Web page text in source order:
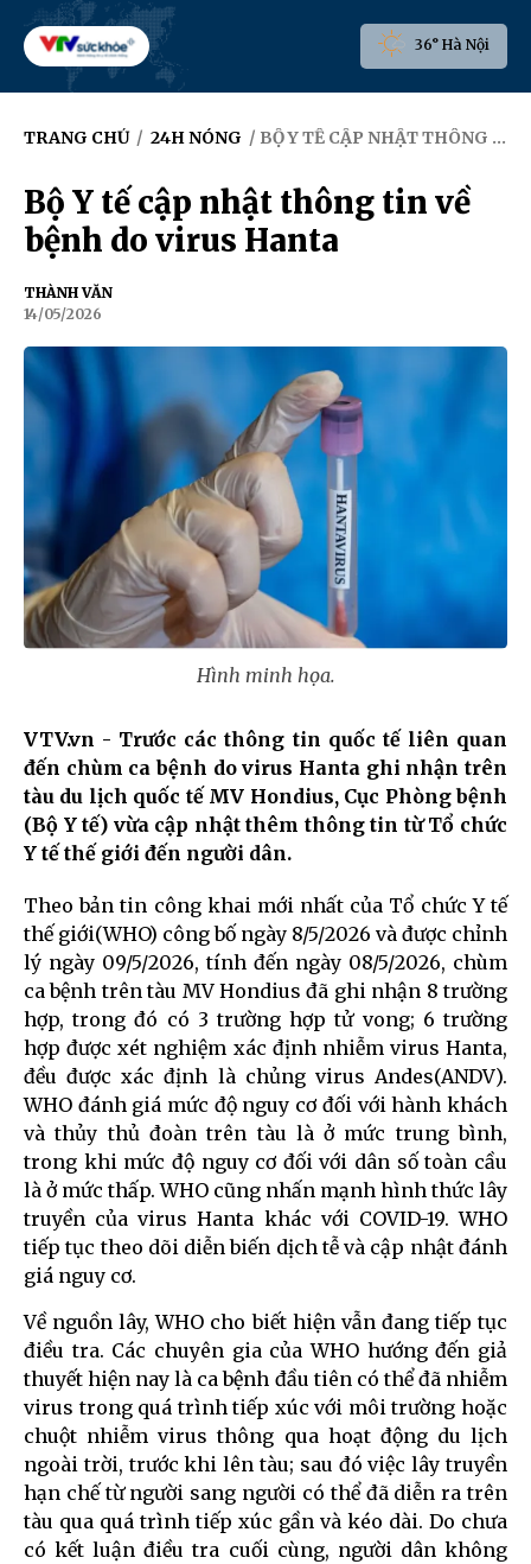
36° Hà Nội
TRANG CHỦ / 24H NÓNG / BỘ Y TẾ CẬP NHẬT THÔNG TIN VỀ BỆNH DO VIRUS HANTA
Bộ Y tế cập nhật thông tin về
bệnh do virus Hanta
THÀNH VĂN
14/05/2026
Hình minh họa.
VTV.vn - Trước các thông tin quốc tế liên quan
đến chùm ca bệnh do virus Hanta ghi nhận trên
tàu du lịch quốc tế MV Hondius, Cục Phòng bệnh
(Bộ Y tế) vừa cập nhật thêm thông tin từ Tổ chức
Y tế thế giới đến người dân.
Theo bản tin công khai mới nhất của Tổ chức Y tế
thế giới(WHO) công bố ngày 8/5/2026 và được chỉnh
lý ngày 09/5/2026, tính đến ngày 08/5/2026, chùm
ca bệnh trên tàu MV Hondius đã ghi nhận 8 trường
hợp, trong đó có 3 trường hợp tử vong; 6 trường
hợp được xét nghiệm xác định nhiễm virus Hanta,
đều được xác định là chủng virus Andes(ANDV).
WHO đánh giá mức độ nguy cơ đối với hành khách
và thủy thủ đoàn trên tàu là ở mức trung bình,
trong khi mức độ nguy cơ đối với dân số toàn cầu
là ở mức thấp. WHO cũng nhấn mạnh hình thức lây
truyền của virus Hanta khác với COVID-19. WHO
tiếp tục theo dõi diễn biến dịch tễ và cập nhật đánh
giá nguy cơ.
Về nguồn lây, WHO cho biết hiện vẫn đang tiếp tục
điều tra. Các chuyên gia của WHO hướng đến giả
thuyết hiện nay là ca bệnh đầu tiên có thể đã nhiễm
virus trong quá trình tiếp xúc với môi trường hoặc
chuột nhiễm virus thông qua hoạt động du lịch
ngoài trời, trước khi lên tàu; sau đó việc lây truyền
hạn chế từ người sang người có thể đã diễn ra trên
tàu qua quá trình tiếp xúc gần và kéo dài. Do chưa
có kết luận điều tra cuối cùng, người dân không